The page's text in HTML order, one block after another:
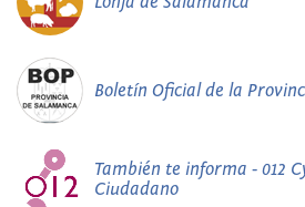
Boletín Oficial de la
También te informa - 012
Ciudadano